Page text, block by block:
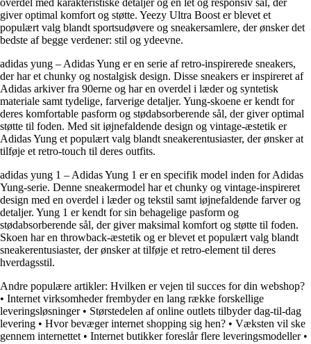
giver optimal komfort og støtte. Yeezy Ultra Boost er blevet et
populært valg blandt sportsudøvere og sneakersamlere, der ønsker det
bedste af begge verdener: stil og ydeevne.
adidas yung – Adidas Yung er en serie af retro-inspirerede sneakers,
der har et chunky og nostalgisk design. Disse sneakers er inspireret af
Adidas arkiver fra 90erne og har en overdel i læder og syntetisk
materiale samt tydelige, farverige detaljer. Yung-skoene er kendt for
deres komfortable pasform og stødabsorberende sål, der giver optimal
støtte til foden. Med sit iøjnefaldende design og vintage-æstetik er
Adidas Yung et populært valg blandt sneakerentusiaster, der ønsker at
tilføje et retro-touch til deres outfits.
adidas yung 1 – Adidas Yung 1 er en specifik model inden for Adidas
Yung-serie. Denne sneakermodel har et chunky og vintage-inspireret
design med en overdel i læder og tekstil samt iøjnefaldende farver og
detaljer. Yung 1 er kendt for sin behagelige pasform og
stødabsorberende sål, der giver maksimal komfort og støtte til foden.
Skoen har en throwback-æstetik og er blevet et populært valg blandt
sneakerentusiaster, der ønsker at tilføje et retro-element til deres
hverdagsstil.
Andre populære artikler: Hvilken er vejen til succes for din webshop?
• Internet virksomheder frembyder en lang række forskellige
leveringsløsninger• Størstedelen af online outlets tilbyder dag-til-dag
levering • Hvor bevæger internet shopping sig hen? • Væksten vil ske
gennem internettet • Internet butikker foreslår flere leveringsmodeller•